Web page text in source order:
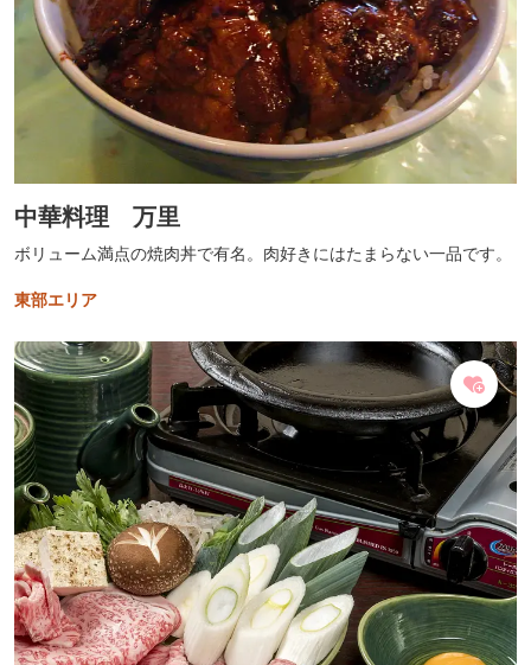
中華料理 万里
ボリューム満点の焼肉丼で有名。肉好きにはたまらない一品です。
東部エリア